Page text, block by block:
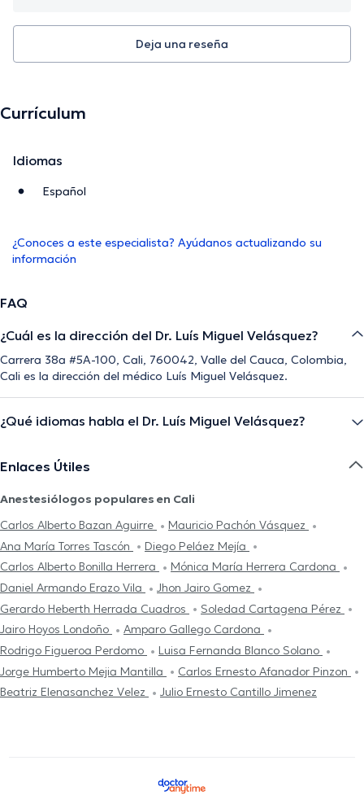
Deja una reseña
Currículum
Idiomas
Español
¿Conoces a este especialista? Ayúdanos actualizando su
información
FAQ
¿Cuál es la dirección del Dr. Luís Miguel Velásquez?
Carrera 38a #5A-100, Cali, 760042, Valle del Cauca, Colombia,
Cali es la dirección del médico Luís Miguel Velásquez.
¿Qué idiomas habla el Dr. Luís Miguel Velásquez?
Enlaces Útiles
Anestesiólogos populares en Cali
Carlos Alberto Bazan Aguirre
Mauricio Pachón Vásquez
Ana María Torres Tascón
Diego Peláez Mejía
Carlos Alberto Bonilla Herrera
Mónica María Herrera Cardona
Daniel Armando Erazo Vila
Jhon Jairo Gomez
Gerardo Heberth Herrada Cuadros
Soledad Cartagena Pérez
Jairo Hoyos Londoño
Amparo Gallego Cardona
Rodrigo Figueroa Perdomo
Luisa Fernanda Blanco Solano
Jorge Humberto Mejia Mantilla
Carlos Ernesto Afanador Pinzon
Beatriz Elenasanchez Velez
Julio Ernesto Cantillo Jimenez